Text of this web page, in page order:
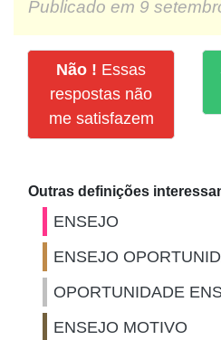
Publicado em 9
Não ! Essas
respostas não
me satisfazem
Outras definições
ENSEJO
ENSEJO
OPORTUNIDADE
ENSEJO MOTIVO